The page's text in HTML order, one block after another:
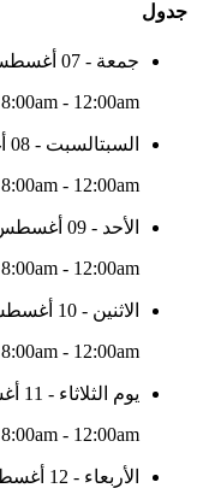
جدول
جمعة - 07 أغسطس
8:00am - 12:00am
السبتالسبت - 08 أغسطس
8:00am - 12:00am
الأحد - 09 أغسطس
8:00am - 12:00am
الاثنين - 10 أغسطس
8:00am - 12:00am
يوم الثلاثاء - 11 أغسطس
8:00am - 12:00am
الأربعاء - 12 أغسطس